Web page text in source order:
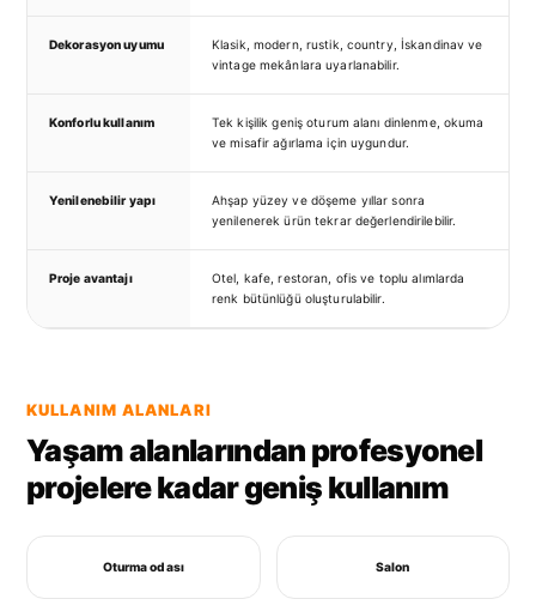
Dekorasyon uyumu
Klasik, modern, rustik, country, İskandinav ve
vintage mekânlara uyarlanabilir.
Konforlu kullanım
Tek kişilik geniş oturum alanı dinlenme, okuma
ve misafir ağırlama için uygundur.
Yenilenebilir yapı
Ahşap yüzey ve döşeme yıllar sonra
yenilenerek ürün tekrar değerlendirilebilir.
Proje avantajı
Otel, kafe, restoran, ofis ve toplu alımlarda
renk bütünlüğü oluşturulabilir.
KULLANIM ALANLARI
Yaşam alanlarından profesyonel
projelere kadar geniş kullanım
Oturma odası Salon